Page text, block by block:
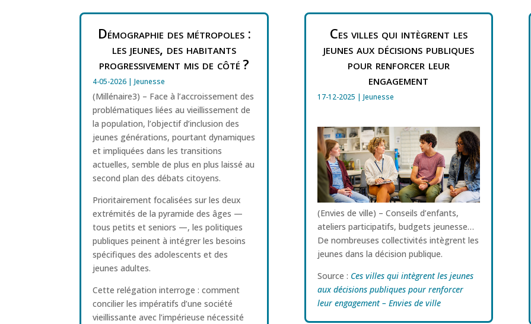
Démographie des métropoles :
les jeunes, des habitants
progressivement mis de côté ?
4-05-2026 |Jeunesse
(Millénaire3) – Face à l’accroissement des
problématiques liées au vieillissement de
la population, l’objectif d’inclusion des
jeunes générations, pourtant dynamiques
et impliquées dans les transitions
actuelles, semble de plus en plus laissé au
second plan des débats citoyens.
Prioritairement focalisées sur les deux
extrémités de la pyramide des âges —
tous petits et seniors —, les politiques
publiques peinent à intégrer les besoins
spécifiques des adolescents et des
jeunes adultes.
Cette relégation interroge : comment
concilier les impératifs d’une société
vieillissante avec l’impérieuse nécessité
Ces villes qui intègrent les
jeunes aux décisions publiques
pour renforcer leur
engagement
17-12-2025 | Jeunesse
(Envies de ville) – Conseils d’enfants,
ateliers participatifs, budgets jeunesse…
De nombreuses collectivités intègrent les
jeunes dans la décision publique.
Source : Ces villes qui intègrent les jeunes
aux décisions publiques pour renforcer
leur engagement – Envies de ville